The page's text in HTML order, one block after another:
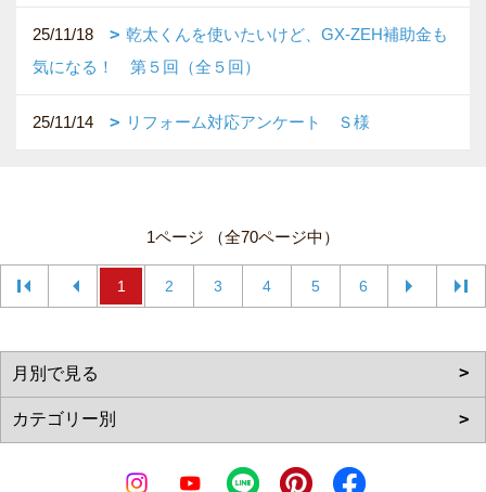
25/11/18
乾太くんを使いたいけど、GX-ZEH補助金も
気になる！ 第５回（全５回）
25/11/14 リフォーム対応アンケート Ｓ様
1ページ （全70ページ中）
1 2 3 4 5 6